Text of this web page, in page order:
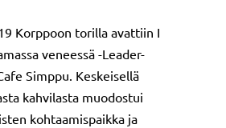
Korppoon torilla avattiin I
veneessä -Leader-
Simppu. Keskeisellä
kahvilasta muodostui
kohtaamispaikka ja